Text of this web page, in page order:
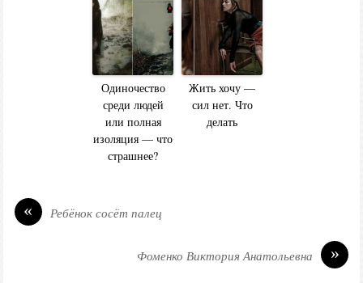
Одиночество
среди людей
или полная
изоляция — что
страшнее?
Жить хочу —
сил нет. Что
делать
« Ребёнок сосёт палец
»
Фоменко Виктория Анатольевна